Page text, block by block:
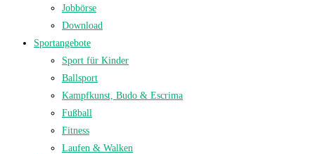
Jobbörse
Download
Sportangebote
Sport für Kinder
Ballsport
Kampfkunst, Budo & Escrima
Fußball
Fitness
Laufen & Walken